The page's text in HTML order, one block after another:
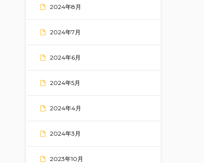
2024年8月
2024年7月
2024年6月
2024年5月
2024年4月
2024年3月
2023年10月